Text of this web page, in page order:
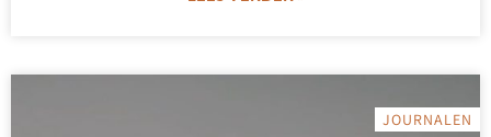
JOURNALEN